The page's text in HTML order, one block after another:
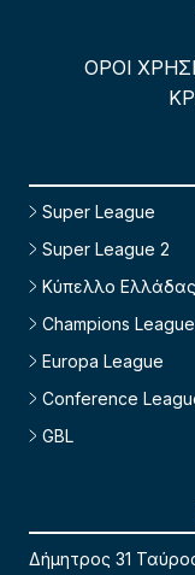
ΟΡΟΙ
Super League
Super League 2
Κύπελλο Ελλάδας
Champions League
Europa League
Conference
GBL
Δήμητρος 31